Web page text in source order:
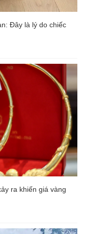
Đây là lý do chiếc
ra khiến giá vàng